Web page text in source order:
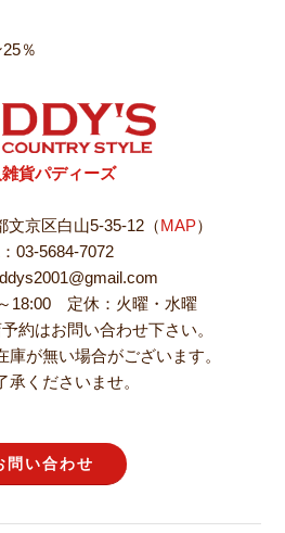
％
貨パディーズ
文京区白山5-35-12（MAP）
03-5684-7072
18:00 定休：火曜・水曜
約はお問い合わせ下さい。
が無い場合がございます。
承くださいませ。
問い合わせ